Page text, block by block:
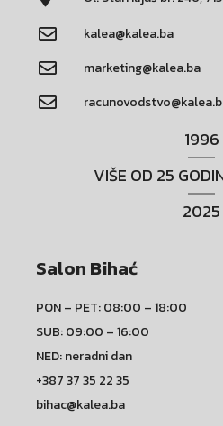
kalea@kalea.ba
marketing@kalea.ba
1996
VIŠE OD 25
2025
Salon Bihać
PON – PET: 08:00 – 18:00
SUB: 09:00 – 16:00
NED: neradni dan
+387 37 35 22 35
bihac@kalea.ba